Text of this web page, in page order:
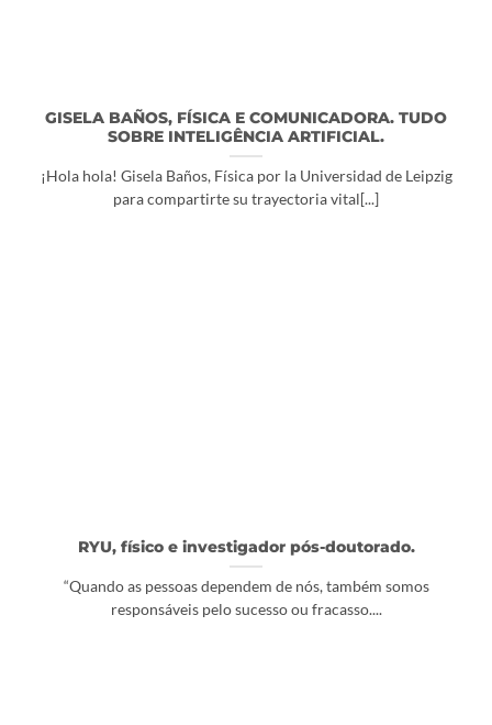
GISELA BAÑOS, FÍSICA E COMUNICADORA. TUDO
SOBRE INTELIGÊNCIA ARTIFICIAL.
¡Hola hola! Gisela Baños, Física por la Universidad de Leipzig
para compartirte su trayectoria vital[...]
RYU, físico e investigador pós-doutorado.
“Quando as pessoas dependem de nós, também somos
responsáveis pelo sucesso ou fracasso....